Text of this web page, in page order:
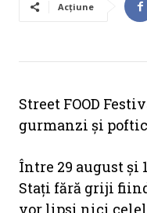
Acțiune
Street FOOD
gurmanzi și
Între 29 august și
Stați fără griji
vor lipsi nici